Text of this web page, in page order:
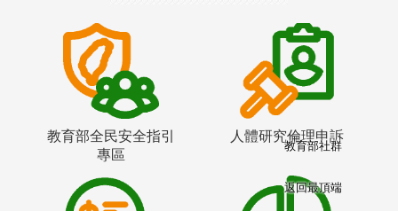
教育部全民安全指引
專區
人體研究倫理申訴
教育部社群
返回最頂端